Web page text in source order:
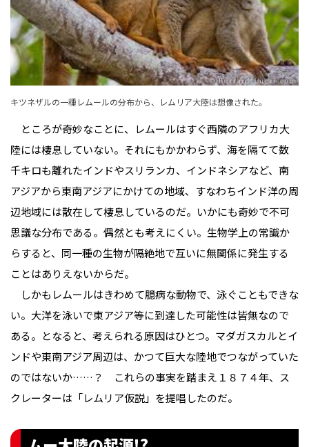
キツネザルの一種レムールの分布から、レムリア大陸は想像された。
ところが奇妙なことに、レムールはすぐ西隣のアフリカ大
陸には棲息していない。それにもかかわらず、海を隔てて数
千キロも離れたインドやスリランカ、インドネシアなど、南
アジアから東南アジアにかけての地域、すなわちインド洋の周
辺地域には散在して棲息しているのだ。いかにも奇妙で不可
思議な分布である。偶然とも考えにくい。生物学上の常識か
らすると、同一種の生物が隔絶地で互いに無関係に発生する
ことはありえないからだ。
しかもレムールはきわめて臆病な動物で、泳ぐこともできな
い。大洋を泳いで東アジア等に到達した可能性は皆無なので
ある。となると、考えられる原因はひとつ。マダガスカルとイ
ンドや東南アジア周辺は、かつて巨大な陸地でつながっていた
のではないか……？ これらの事実を踏まえ１８７４年、ス
クレーターは「レムリア仮説」を提唱したのだ。